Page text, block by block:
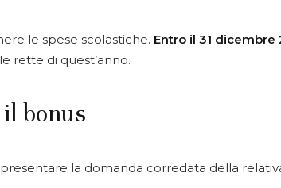
le spese scolastiche. Entro il 31 dicembre
rette di quest’anno.
bonus
la domanda corredata della